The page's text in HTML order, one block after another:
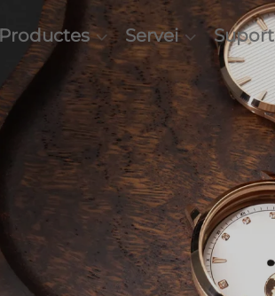
Productes Servei
Suport